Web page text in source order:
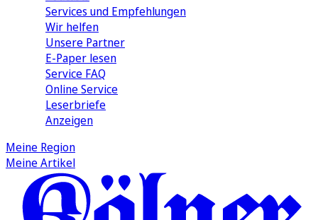
Services und Empfehlungen
Wir helfen
Unsere Partner
E-Paper lesen
Service FAQ
Online Service
Leserbriefe
Anzeigen
Meine Region
Meine Artikel